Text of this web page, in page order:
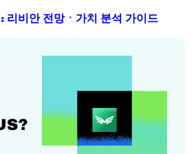
리비안 전망ㆍ가치 분석 가이드